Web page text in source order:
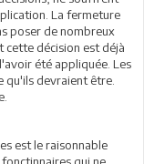
La fermeture
poser de nombreux
cette décision est déjà
été appliquée. Les
qu'ils devraient être.
est le raisonnable